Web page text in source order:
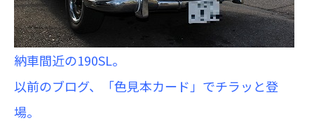
納車間近の190SL。
以前のブログ、「色見本カード」でチラッと登
場。